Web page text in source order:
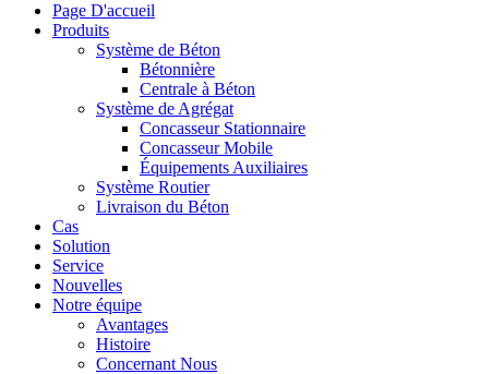
Page D'accueil
Produits
Système de Béton
Bétonnière
Centrale à Béton
Système de Agrégat
Concasseur Stationnaire
Concasseur Mobile
Équipements Auxiliaires
Système Routier
Livraison du Béton
Cas
Solution
Service
Nouvelles
Notre équipe
Avantages
Histoire
Concernant Nous